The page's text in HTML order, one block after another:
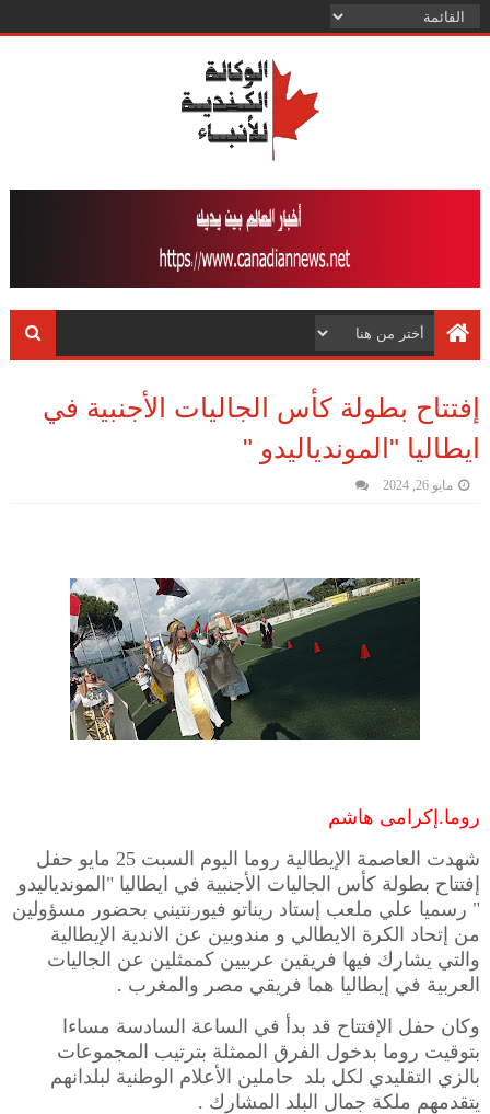
إفتتاح بطولة كأس الجاليات الأجنبية في
ايطاليا "الموندياليدو "
مايو 26, 2024
روما.إكرامى هاشم
شهدت العاصمة الإيطالية روما اليوم السبت 25 مايو حفل
إفتتاح بطولة كأس الجاليات الأجنبية في ايطاليا "الموندياليدو
" رسميا علي ملعب إستاد ريناتو فيورنتيني بحضور مسؤولين
من إتحاد الكرة الايطالي و مندوبين عن الاندية الإيطالية
والتي يشارك فيها فريقين عربيين كممثلين عن الجاليات
العربية في إيطاليا هما فريقي مصر والمغرب .
وكان حفل الإفتتاح قد بدأ في الساعة السادسة مساءا
بتوقيت روما بدخول الفرق الممثلة بترتيب المجموعات
بالزي التقليدي لكل بلد حاملين الأعلام الوطنية لبلدانهم
يتقدمهم ملكة جمال البلد المشارك .